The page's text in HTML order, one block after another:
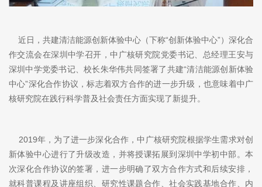
近日，共建清洁能源创新体验中心（下称“创新体验中心”）深化合
作交流会在深圳中学召开，中广核研究院党委书记、总经理王安与
深圳中学党委书记、校长朱华伟共同签署了共建“清洁能源创新体验
中心”深化合作协议，标志着双方合作的进一步升级，也意味着中广
核研究院在践行科学普及社会责任方面实现了新提升。
2019年，为了进一步深化合作，中广核研究院根据学生需求对创
新体验中心进行了升级改造，并将授课拓展到深圳中学初中部。本
次深化合作协议的签署，进一步明确了双方合作方式和后续安排，
就科普课程及讲座组织、研究性课题合作、社会实践基地合作、内